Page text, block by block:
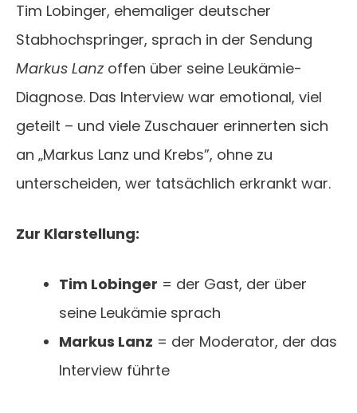
Tim Lobinger, ehemaliger deutscher
Stabhochspringer, sprach in der Sendung
Markus Lanzoffen über seine Leukämie-
Diagnose. Das Interview war emotional, viel
geteilt – und viele Zuschauer erinnerten sich
an „Markus Lanz und Krebs”, ohne zu
unterscheiden, wer tatsächlich erkrankt war.
Zur Klarstellung:
Tim Lobinger = der Gast, der über
seine Leukämie sprach
Markus Lanz = der Moderator, der das
Interview führte